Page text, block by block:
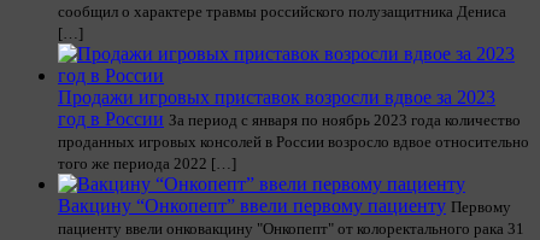
сообщил о характере травмы российского полузащитника Дениса
[…]
Продажи игровых приставок возросли вдвое за 2023
год в России За период с января по ноябрь 2023 года количество
проданных игровых консолей в России возросло вдвое относительно
того же периода 2022 […]
Вакцину “Онкопепт” ввели первому пациенту Первому
пациенту ввели онковакцину "Онкопепт" от колоректального рака 31